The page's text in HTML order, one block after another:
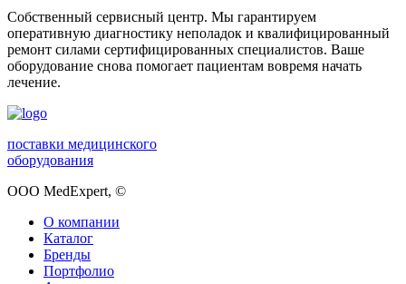
Собственный сервисный центр. Мы гарантируем
оперативную диагностику неполадок и квалифицированный
ремонт силами сертифицированных специалистов. Ваше
оборудование снова помогает пациентам вовремя начать
лечение.
поставки медицинского
оборудования
ООО MedExpert, ©
О компании
Каталог
Бренды
Портфолио